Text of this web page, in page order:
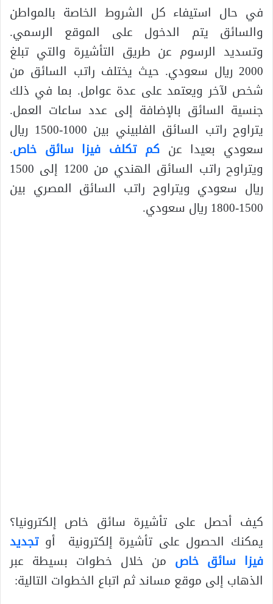
في حال استيفاء كل الشروط الخاصة بالمواطن
والسائق يتم الدخول على الموقع الرسمي.
وتسديد الرسوم عن طريق التأشيرة والتي تبلغ
2000 ريال سعودي. حيث يختلف راتب السائق من
شخص لآخر ويعتمد على عدة عوامل. بما في ذلك
جنسية السائق بالإضافة إلى عدد ساعات العمل.
يتراوح راتب السائق الفلبيني بين 1000-1500 ريال
سعودي بعيدا عن كم تكلف فيزا سائق خاص.
ويتراوح راتب السائق الهندي من 1200 إلى 1500
ريال سعودي ويتراوح راتب السائق المصري بين
1500-1800 ريال سعودي.
كيف أحصل على تأشيرة سائق خاص إلكترونيا؟
يمكنك الحصول على تأشيرة إلكترونية أو تجديد
فيزا سائق خاص من خلال خطوات بسيطة عبر
الذهاب إلى موقع مساند ثم اتباع الخطوات التالية: